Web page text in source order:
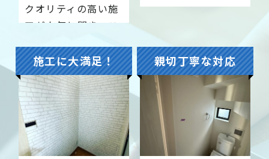
クオリティの高い施
工が人気と聞き、こ
とにしました。
納得のいくプランを
ご提案してください
ました。
施工に大満足！ 親切丁寧な対応